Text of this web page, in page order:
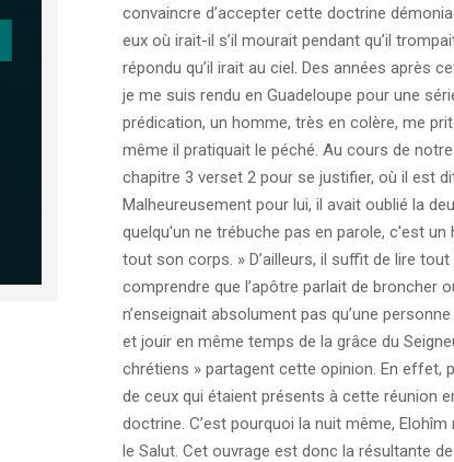
convaincre d’accepter cette doctrine
eux où irait-il s’il mourait pendant qu’il
répondu qu’il irait au ciel. Des années après
je me suis rendu en Guadeloupe pour une
prédication, un homme, très en colère, me
même il pratiquait le péché. Au cours de
chapitre 3 verset 2 pour se justifier, où il est
Malheureusement pour lui, il avait oublié la
quelqu'un ne trébuche pas en parole, c'est
tout son corps. » D’ailleurs, il suffit de lire
comprendre que l’apôtre parlait de broncher
n’enseignait absolument pas qu’une
et jouir en même temps de la grâce du
chrétiens » partagent cette opinion. En effet,
de ceux qui étaient présents à cette réunion
doctrine. C’est pourquoi la nuit même, Elohîm
le Salut. Cet ouvrage est donc la résultante